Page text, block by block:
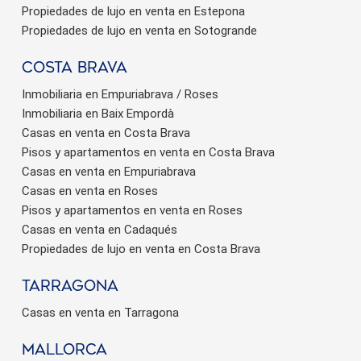
Propiedades de lujo en venta en Estepona
Propiedades de lujo en venta en Sotogrande
Costa brava
Inmobiliaria en Empuriabrava / Roses
Inmobiliaria en Baix Empordà
Casas en venta en Costa Brava
Pisos y apartamentos en venta en Costa Brava
Casas en venta en Empuriabrava
Casas en venta en Roses
Pisos y apartamentos en venta en Roses
Casas en venta en Cadaqués
Propiedades de lujo en venta en Costa Brava
Tarragona
Casas en venta en Tarragona
Mallorca